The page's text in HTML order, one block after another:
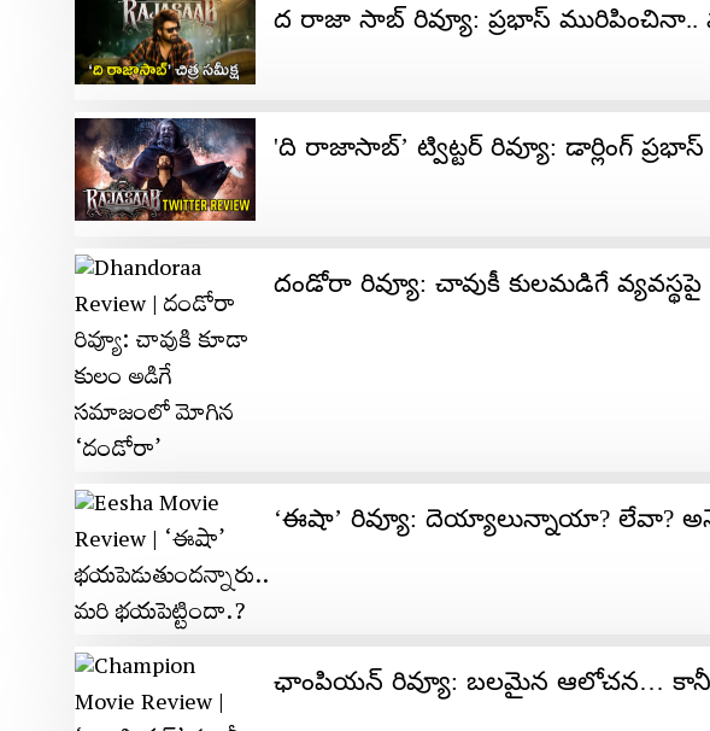
ద రాజా సాబ్ రివ్యూ: ప్రభాస్ మురిపించినా..
'ది రాజాసాబ్’ ట్విట్టర్ రివ్యూ: డార్లింగ్​
దండోరా రివ్యూ: చావుకీ కులమడిగే
‘ఈషా’ రివ్యూ: దెయ్యాలున్నాయా? లేవా? అనే
ఛాంపియన్ రివ్యూ: బలమైన ఆలోచన… కానీ